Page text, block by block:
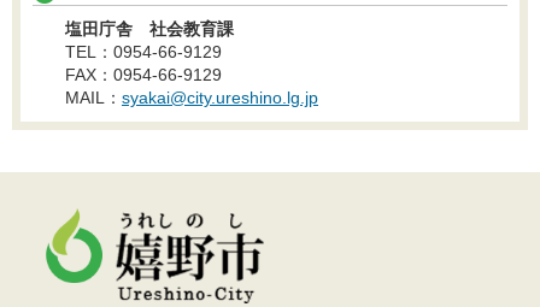
塩田庁舎 社会教育課
TEL：0954-66-9129
FAX：0954-66-9129
MAIL： syakai@city.ureshino.lg.jp